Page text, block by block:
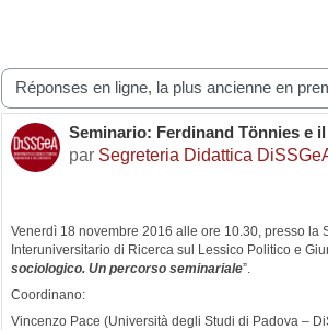
Type d’affichage
Seminario: Ferdinand Tönnies e
par Segreteria Didattica
Nombre de réponses : 0
Venerdì 18 novembre 2016 alle ore 10.30, presso la
Interuniversitario di Ricerca sul Lessico Politico e
sociologico. Un percorso seminariale”.
Coordinano:
Vincenzo Pace (Università degli Studi di Padova –